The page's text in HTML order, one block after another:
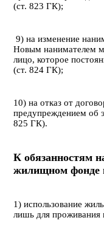
(ст. 823 ГК);
9) на изменение
Новым нанимателем
лицо, которое
(ст. 824 ГК);
10) на отказ от
предупреждением об
825 ГК).
К обязанностям
жилищном фонде
1) использование
лишь для